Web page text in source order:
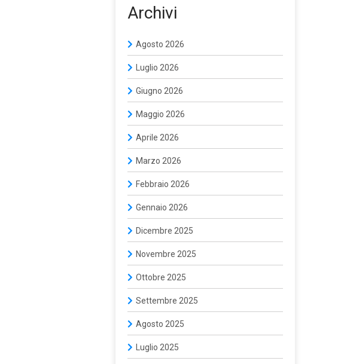
Archivi
Agosto 2026
Luglio 2026
Giugno 2026
Maggio 2026
Aprile 2026
Marzo 2026
Febbraio 2026
Gennaio 2026
Dicembre 2025
Novembre 2025
Ottobre 2025
Settembre 2025
Agosto 2025
Luglio 2025